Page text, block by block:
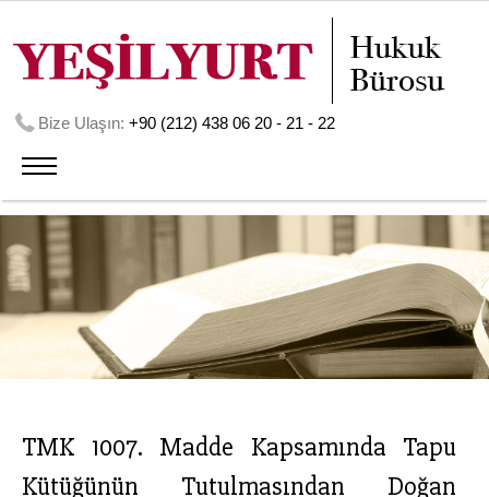
Bize Ulaşın:+90 (212) 438 06 20 - 21 - 22
TMK 1007. Madde Kapsamında Tapu
Kütüğünün Tutulmasından Doğan